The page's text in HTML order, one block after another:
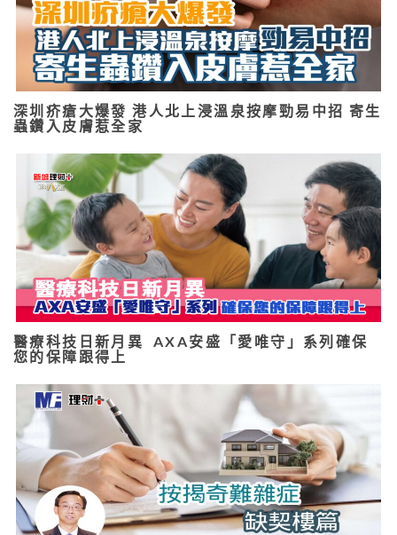
深圳疥瘡大爆發 港人北上浸溫泉按摩勁易中招 寄生
蟲鑽入皮膚惹全家
醫療科技日新月異 AXA安盛「愛唯守」系列確保
您的保障跟得上